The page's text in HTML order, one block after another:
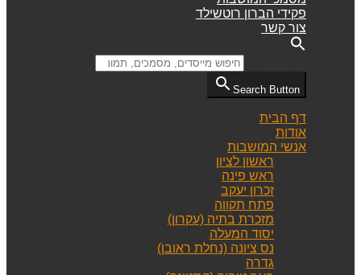
פקידי הברון רוטשילד
צור קשר
Search Button
דף הבית
אודות
אנשי המושבות
ראשון לציון
ראש פינה
זכרון יעקב
פתח תקווה
מזכרת בתיה (עקרון)
יסוד המעלה
נס ציונה (נחלת ראובן)
גדרה